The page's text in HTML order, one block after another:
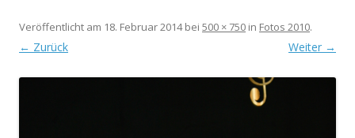
Veröffentlicht am 18. Februar 2014bei 500 × 750 in Fotos 2010.
← Zurück Weiter →